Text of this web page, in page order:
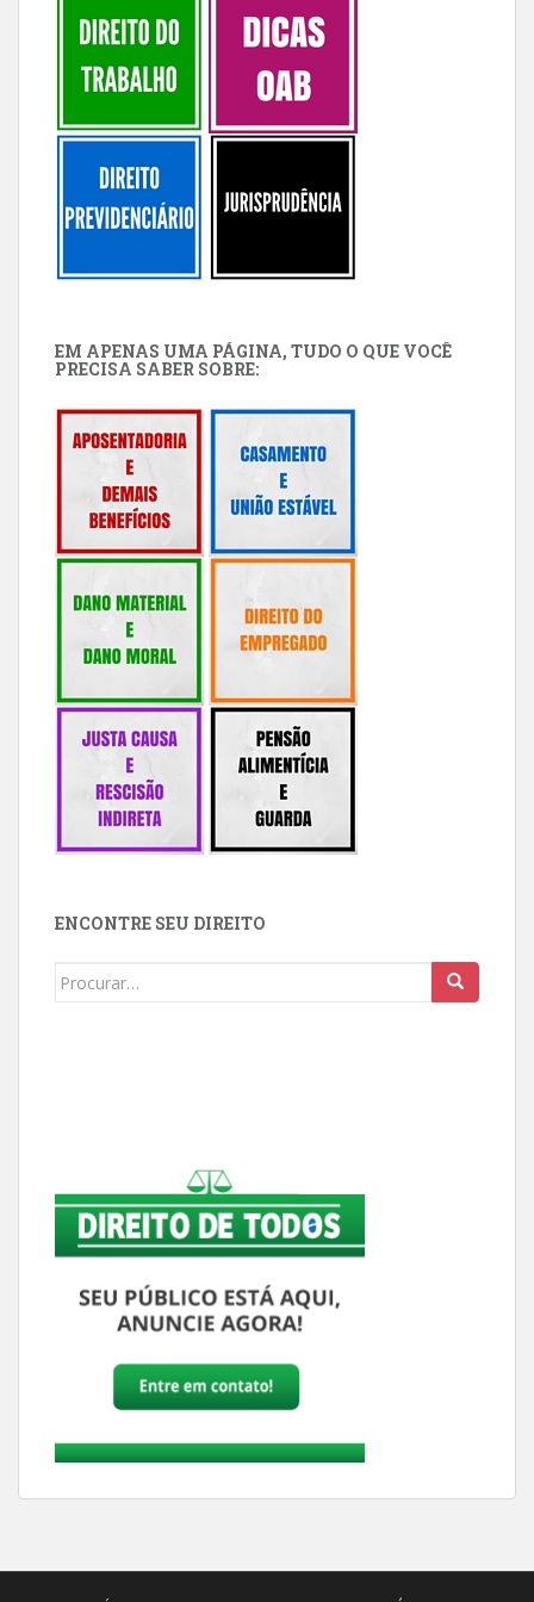
EM APENAS UMA PÁGINA, TUDO O QUE VOCÊ
PRECISA SABER SOBRE:
ENCONTRE SEU DIREITO
Buscar: